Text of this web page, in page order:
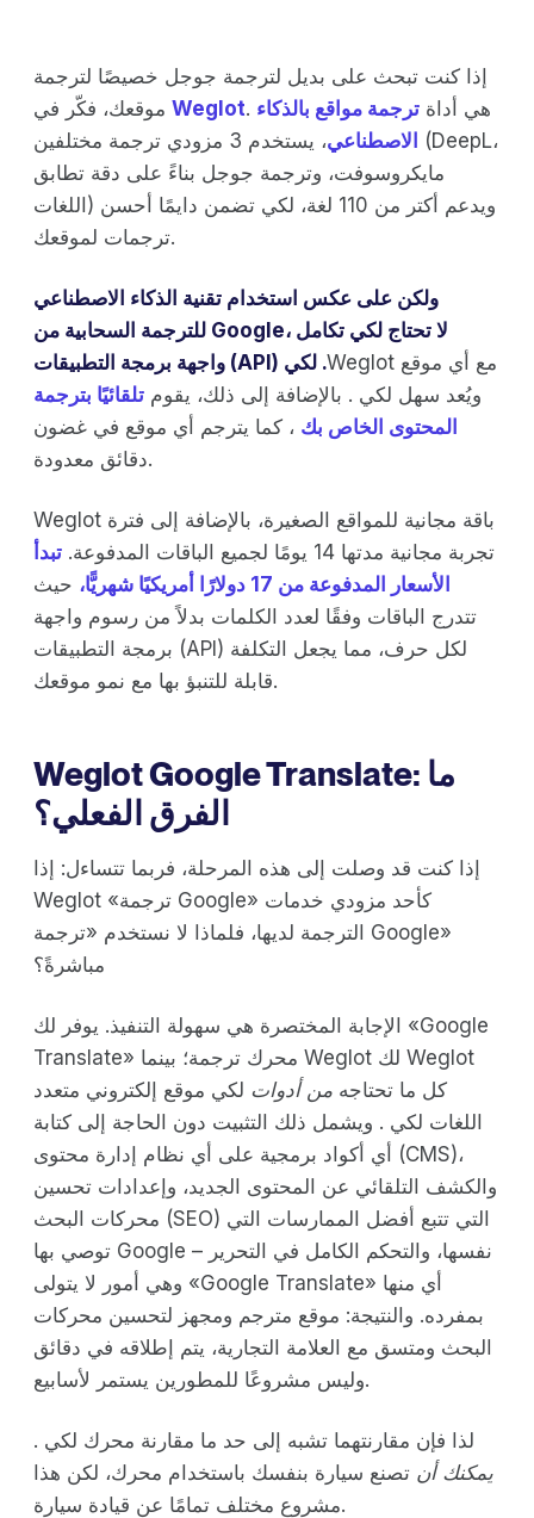
إذا كنت تبحث على بديل لترجمة جوجل خصيصًا لترجمة
Weglot . هي أداة ترجمة مواقع بالذكاء
الاصطناعي
، يستخدم 3 مزودي ترجمة مختلفين (DeepL،
مايكروسوفت، وترجمة جوجل بناءً على دقة تطابق
اللغات) ويدعم أكتر من 110 لغة، لكي تضمن دايمًا أحسن
ترجمات لموقعك.
ولكن على عكس استخدام تقنية الذكاء الاصطناعي
للترجمة السحابية من Google، لا تحتاج لكي تكامل
واجهة برمجة التطبيقات (API) لكي .Weglot مع أي موقع
ويُعد سهل لكي . بالإضافة إلى ذلك، يقوم تلقائيًا بترجمة
المحتوى الخاص بك ، كما يترجم أي موقع في غضون
دقائق معدودة.
Weglot باقة مجانية للمواقع الصغيرة، بالإضافة إلى فترة
تجربة مجانية مدتها 14 يومًا لجميع الباقات المدفوعة.
تبدأ
الأسعار المدفوعة من 17 دولارًا أمريكيًا شهريًّا،
حيث
تتدرج الباقات وفقًا لعدد الكلمات بدلاً من رسوم واجهة
برمجة التطبيقات (API) لكل حرف، مما يجعل التكلفة
قابلة للتنبؤ بها مع نمو موقعك.
Weglot Google Translate: ما
الفرق الفعلي؟
إذا كنت قد وصلت إلى هذه المرحلة، فربما تتساءل: إذا
Weglot «ترجمة Google» كأحد مزودي خدمات
الترجمة لديها، فلماذا لا نستخدم «ترجمة Google»
مباشرةً؟
الإجابة المختصرة هي سهولة التنفيذ. يوفر لك «Google
Translate» محرك ترجمة؛ بينما Weglot لك Weglot
كل ما تحتاجه من أدوات لكي موقع إلكتروني متعدد
اللغات لكي . ويشمل ذلك التثبيت دون الحاجة إلى كتابة
أي أكواد برمجية على أي نظام إدارة محتوى (CMS)،
والكشف التلقائي عن المحتوى الجديد، وإعدادات تحسين
محركات البحث (SEO) التي تتبع أفضل الممارسات التي
توصي بها Google نفسها، والتحكم الكامل في التحرير –
وهي أمور لا يتولى «Google Translate» أي منها
بمفرده. والنتيجة: موقع مترجم ومجهز لتحسين محركات
البحث ومتسق مع العلامة التجارية، يتم إطلاقه في دقائق
وليس مشروعًا للمطورين يستمر لأسابيع.
لذا فإن مقارنتهما تشبه إلى حد ما مقارنة محرك لكي .
يمكنك أن تصنع سيارة بنفسك باستخدام محرك، لكن هذا
مشروع مختلف تمامًا عن قيادة سيارة.